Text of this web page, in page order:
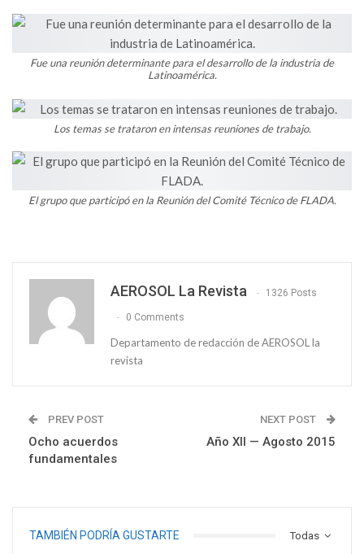
Fue una reunión determinante para el desarrollo de la industria de
Latinoamérica.
Los temas se trataron en intensas reuniones de trabajo.
El grupo que participó en la Reunión del Comité Técnico de FLADA.
AEROSOL La Revista 1326 Posts
0 Comments
Departamento de redacción de AEROSOL la
revista
PREV POST
Ocho acuerdos
fundamentales
NEXT POST
Año XII — Agosto 2015
Todas
TAMBIÉN PODRÍA GUSTARTE